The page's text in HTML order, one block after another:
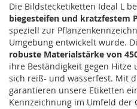
Die Bildstecketiketten Ideal L
biegesteifen und kratzfestem
speziell zur
Umgebung entwickelt wurde.
robuste Materialstärke von
ihre Beständigkeit gegen Hitze
sich reiß- und wasserfest. Mit
garantieren unsere Etiketten
Kennzeichnung im Umfeld der